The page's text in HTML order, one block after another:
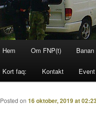
Hoppa
till
primärt
Hoppa
till
sekundärt
Hem Om FNP(t) Banan
Kort faq: Kontakt Event
Posted on 16 oktober, 2019 at